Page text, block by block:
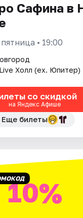
Сафина в
пятница • 19:00
Холл (ex. Юпитер)
со скидкой
на Яндекс Афише
Еще билеты
10%